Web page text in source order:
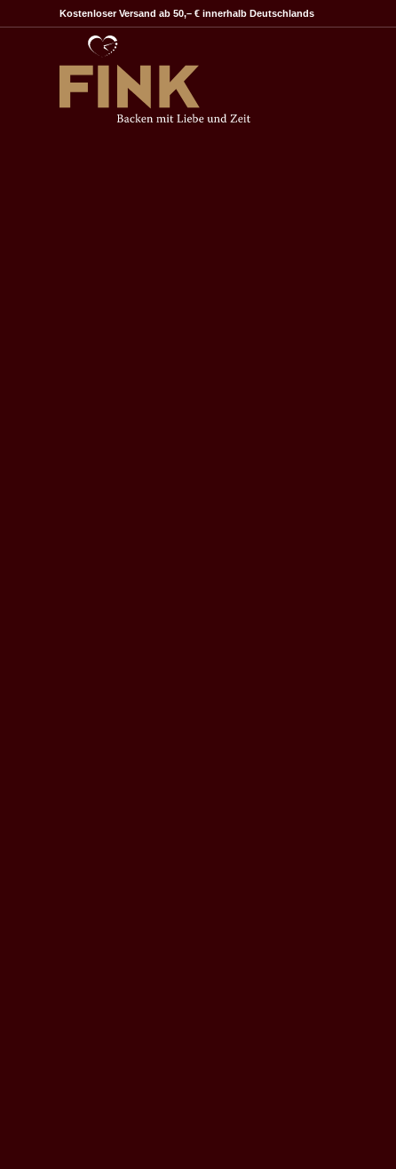
Kostenloser Versand ab 50,– € innerhalb Deutschlands